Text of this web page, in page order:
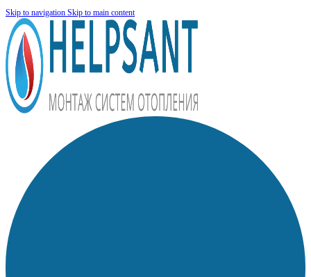
Skip to navigation Skip to main content